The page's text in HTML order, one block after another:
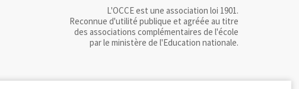
L'OCCE est une association loi 1901.
Reconnue d'utilité publique et agréée au titre
des associations complémentaires de l'école
par le ministère de l'Education nationale.